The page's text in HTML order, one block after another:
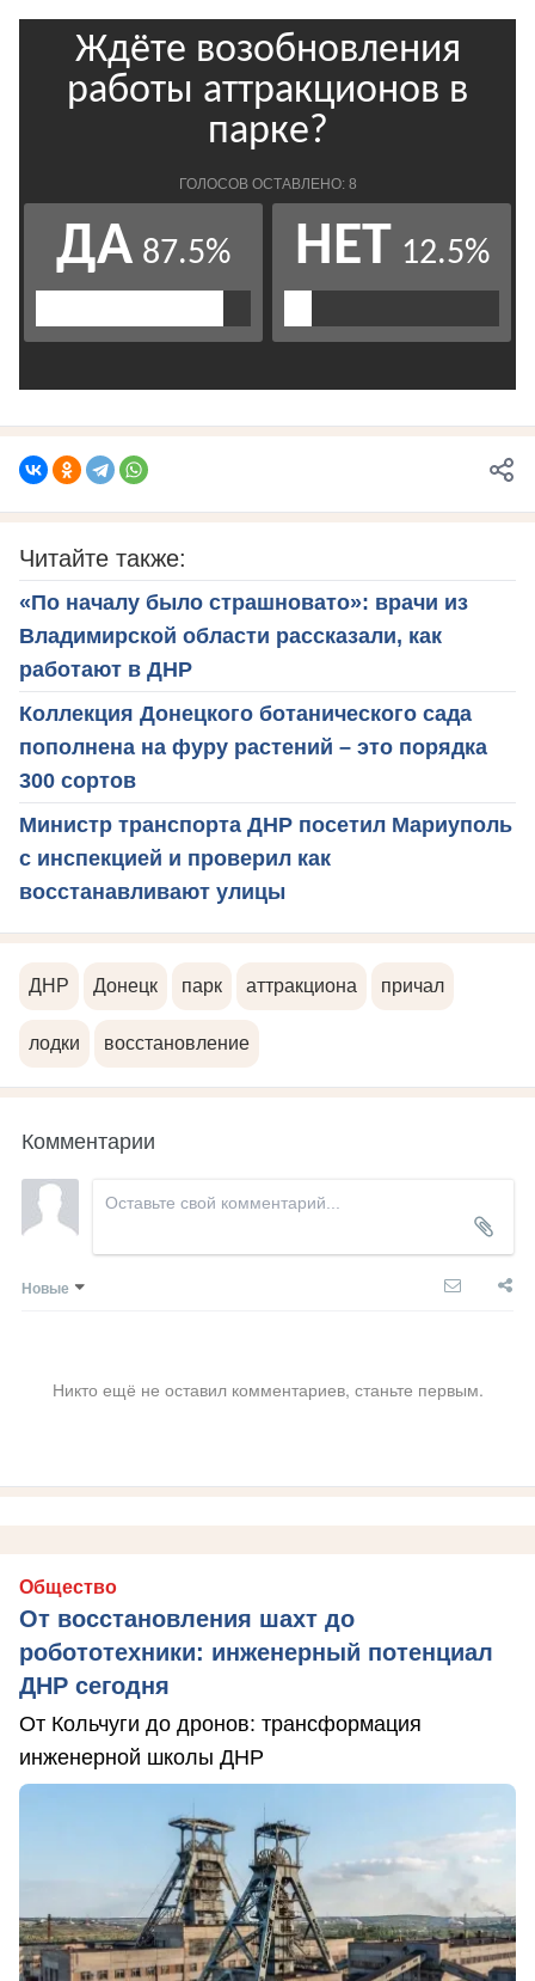
Читайте также:
«По началу было страшновато»: врачи из
Владимирской области рассказали, как
работают в ДНР
Коллекция Донецкого ботанического сада
пополнена на фуру растений – это порядка
300 сортов
Министр транспорта ДНР посетил Мариуполь
с инспекцией и проверил как
восстанавливают улицы
ДНР Донецк парк аттракциона причал
лодки восстановление
Комментарии
Новые
Никто ещё не оставил комментариев, станьте первым.
Общество
От восстановления шахт до
робототехники: инженерный потенциал
ДНР сегодня
От Кольчуги до дронов: трансформация
инженерной школы ДНР